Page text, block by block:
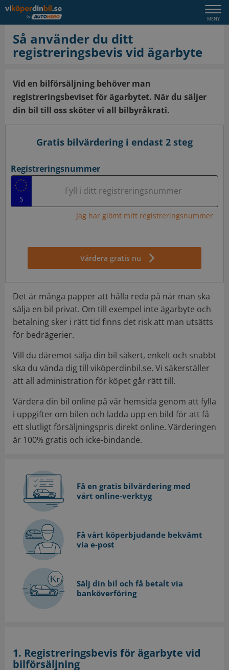
MENY
Så använder du ditt
registreringsbevis vid ägarbyte
Vid en bilförsäljning behöver man
registreringsbeviset för ägarbytet. När du säljer
din bil till oss sköter vi all bilbyråkrati.
Gratis bilvärdering i endast 2 steg
Registreringsnummer
Fyll i ditt registreringsnummer
Jag har glömt mitt registreringsnummer
Värdera gratis nu
Det är många papper att hålla reda på när man ska
sälja en bil privat. Om till exempel inte ägarbyte och
betalning sker i rätt tid finns det risk att man utsätts
för bedrägerier.
Vill du däremot sälja din bil säkert, enkelt och snabbt
ska du vända dig till viköperdinbil.se. Vi säkerställer
att all administration för köpet går rätt till.
Värdera din bil online på vår hemsida genom att fylla
i uppgifter om bilen och ladda upp en bild för att få
ett slutligt försäljningspris direkt online. Värderingen
är 100% gratis och icke-bindande.
Få en gratis bilvärdering med
vårt online-verktyg
Få vårt köperbjudande bekvämt
via e-post
Sälj din bil och få betalt via
banköverföring
1. Registreringsbevis för ägarbyte vid
bilförsäljning